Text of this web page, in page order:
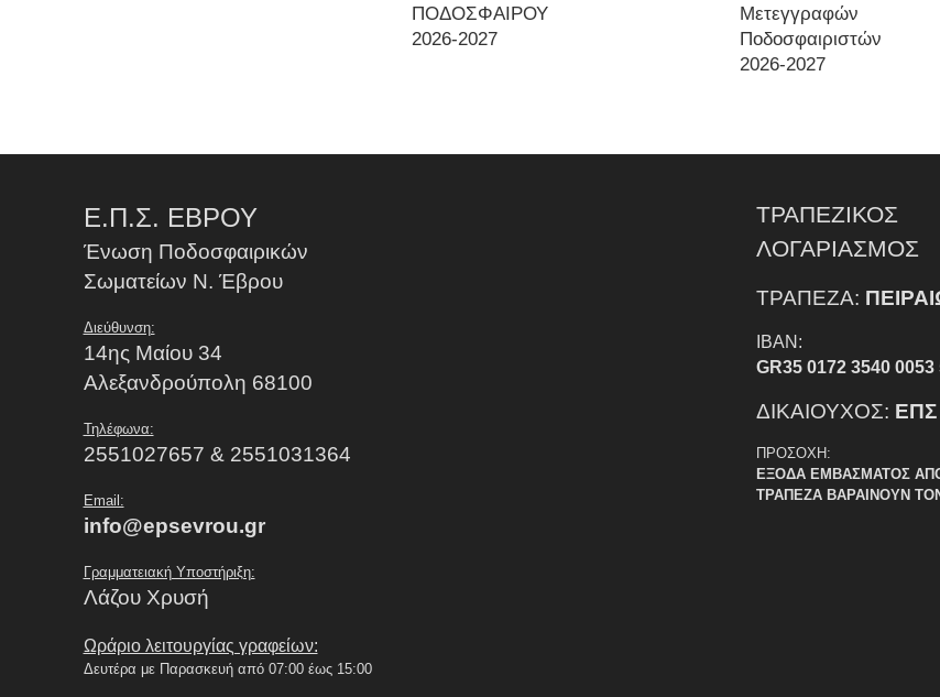
ΠΟΔΟΣΦΑΙΡΟΥ
2026-2027
Μετεγγραφών
Ποδοσφαιριστών
2026-2027
Ε.Π.Σ. ΕΒΡΟΥ
Ένωση Ποδοσφαιρικών
Σωματείων Ν. Έβρου
Διεύθυνση:
14ης Μαίου 34
Αλεξανδρούπολη 68100
Τηλέφωνα:
2551027657 & 2551031364
Email:
info@epsevrou.gr
Γραμματειακή Υποστήριξη:
Λάζου Χρυσή
Ωράριο λειτουργίας γραφείων:
Δευτέρα με Παρασκευή από 07:00 έως 15:00
ΤΡΑΠΕΖΙΚΟΣ
ΛΟΓΑΡΙΑΣΜΟΣ
ΤΡΑΠΕΖΑ:
IBAN:
GR35 0172 3540
ΔΙΚΑΙΟΥΧΟΣ:
ΠΡΟΣΟΧΗ:
ΕΞΟΔΑ ΕΜΒΑΣΜΑΤΟΣ
ΤΡΑΠΕΖΑ ΒΑΡΑΙΝΟΥΝ